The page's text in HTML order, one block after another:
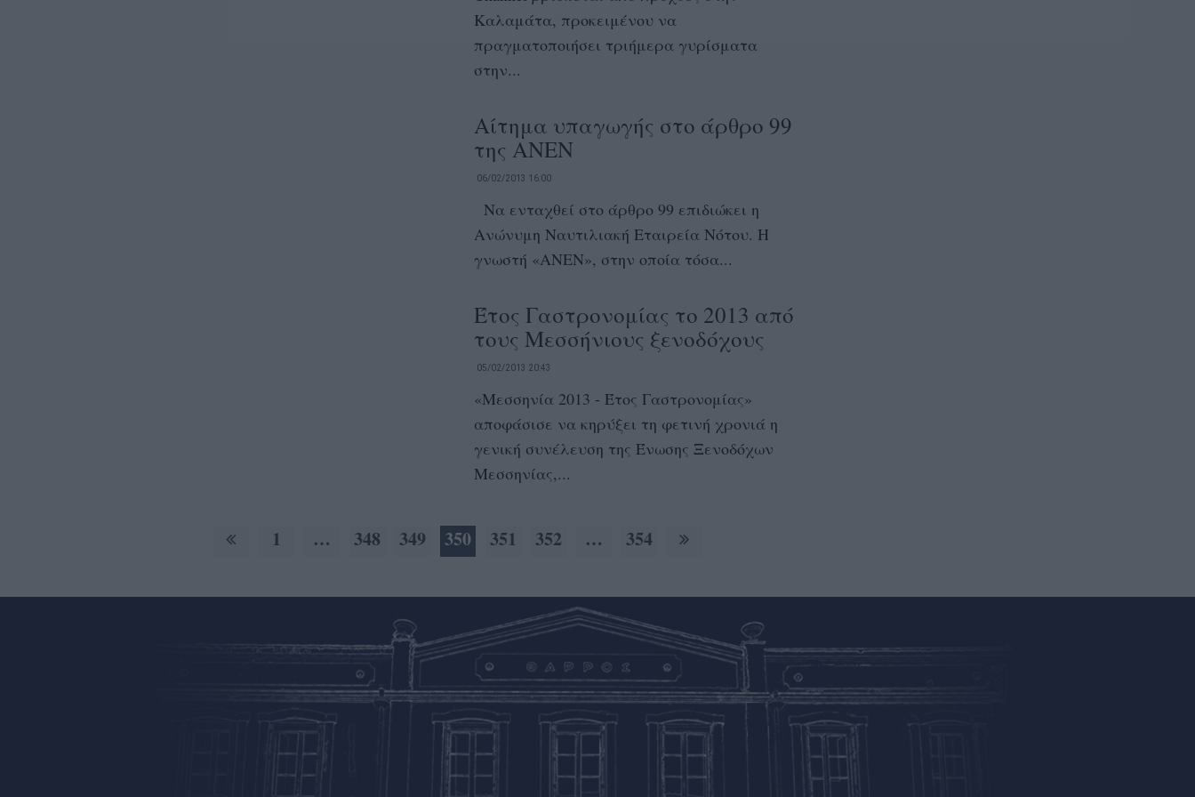
Καλαμάτα, προκειμένου να
πραγματοποιήσει τριήμερα γυρίσματα
στην...
Αίτημα υπαγωγής στο άρθρο 99
της ΑΝΕΝ
06/02/2013 16:00
Να ενταχθεί στο άρθρο 99 επιδιώκει η
Ανώνυμη Ναυτιλιακή Εταιρεία Νότου. Η
γνωστή «ΑΝΕΝ», στην οποία τόσα...
Έτος Γαστρονομίας το 2013 από
τους Μεσσήνιους ξενοδόχους
05/02/2013 20:43
«Μεσσηνία 2013 - Έτος Γαστρονομίας»
αποφάσισε να κηρύξει τη φετινή χρονιά η
γενική συνέλευση της Ένωσης Ξενοδόχων
Μεσσηνίας,...
1 … 348 349 350 351 352 … 354